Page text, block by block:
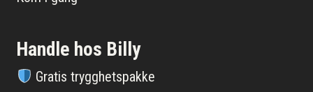
Handle hos Billy
Gratis trygghetspakke